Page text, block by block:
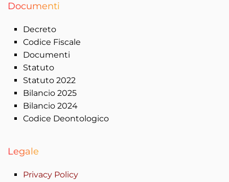
Documenti
Decreto
Codice Fiscale
Documenti
Statuto
Statuto 2022
Bilancio 2025
Bilancio 2024
Codice Deontologico
Legale
Privacy Policy